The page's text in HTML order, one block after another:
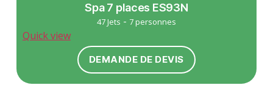
Spa 7 places ES93N
47 Jets - 7 personnes
Quick view
DEMANDE DE DEVIS